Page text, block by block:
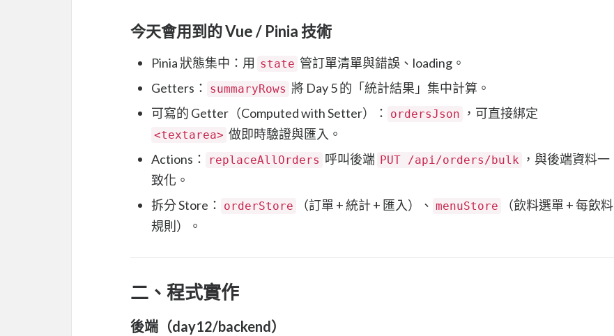
今天會用到的 Vue / Pinia 技術
Pinia 狀態集中：用 state 管訂單清單與錯誤、loading。
Getters：
summaryRows 將 Day 5 的「統計結果」集中計算。
可寫的 Getter（Computed with Setter）：
ordersJson ，可直接綁定
<textarea> 做即時驗證與匯入。
Actions：
replaceAllOrders 呼叫後端 PUT /api/orders/bulk
，與後端資料一
致化。
拆分 Store：
orderStore （訂單 + 統計 + 匯入）、 menuStore
（飲料選單 + 每飲料
規則）。
二、程式實作
後端（day12/backend）